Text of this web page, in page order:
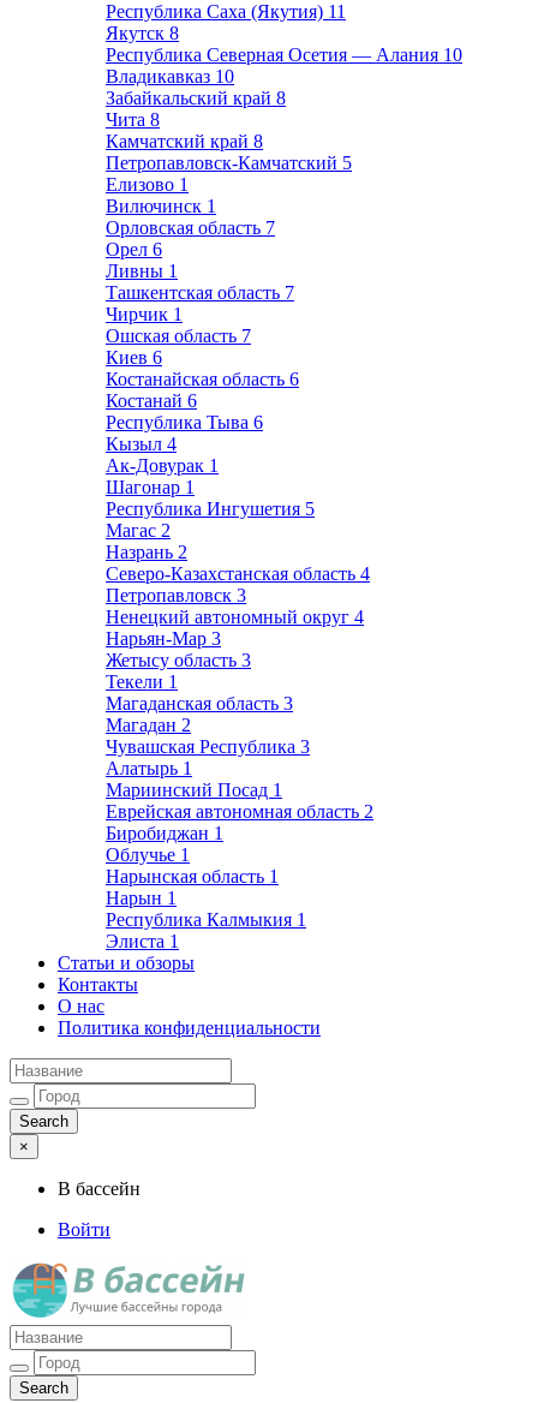
Республика Саха (Якутия) 11
Якутск 8
Республика Северная Осетия — Алания 10
Владикавказ 10
Забайкальский край 8
Чита 8
Камчатский край 8
Петропавловск-Камчатский 5
Елизово 1
Вилючинск 1
Орловская область 7
Орел 6
Ливны 1
Ташкентская область 7
Чирчик 1
Ошская область 7
Киев 6
Костанайская область 6
Костанай 6
Республика Тыва 6
Кызыл 4
Ак-Довурак 1
Шагонар 1
Республика Ингушетия 5
Магас 2
Назрань 2
Северо-Казахстанская область 4
Петропавловск 3
Ненецкий автономный округ 4
Нарьян-Мар 3
Жетысу область 3
Текели 1
Магаданская область 3
Магадан 2
Чувашская Республика 3
Алатырь 1
Мариинский Посад 1
Еврейская автономная область 2
Биробиджан 1
Облучье 1
Нарынская область 1
Нарын 1
Республика Калмыкия 1
Элиста 1
Статьи и обзоры
Контакты
О нас
Политика конфиденциальности
×
В бассейн
Войти
Лучшие бассейны города